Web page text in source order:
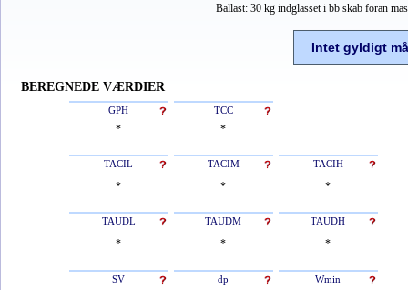
Ballast: 30 kg indglasset i bb skab foran
Intet gyldigt
BEREGNEDE VÆRDIER
GPH TCC
* *
TACIL TACIM TACIH
* * *
TAUDL TAUDM TAUDH
* * *
SV dp Wmin